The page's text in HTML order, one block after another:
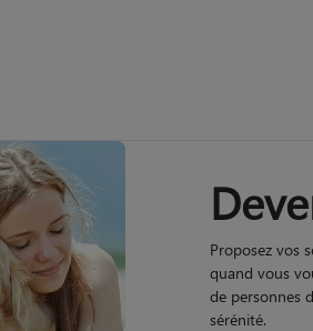
Proposez vos
quand vous
de personnes
sérénité.